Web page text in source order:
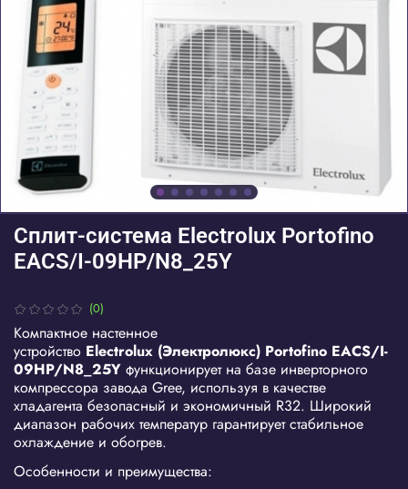
(0)
Сплит-система Electrolux Portofino
EACS/I-09HP/N8_25Y
Компактное настенное
устройство Electrolux (Электролюкс) Portofino EACS/I-
09HP/N8_25Y функционирует на базе инверторного
компрессора завода Gree, используя в качестве
хладагента безопасный и экономичный R32. Широкий
диапазон рабочих температур гарантирует стабильное
охлаждение и обогрев.
Особенности и преимущества: